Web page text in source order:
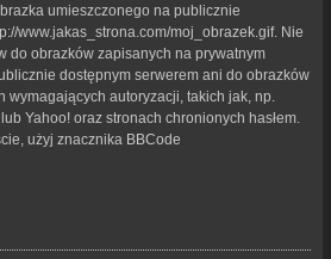
umieszczonego na publicznie
www.jakas_strona.com/moj_obrazek.gif. Nie
do obrazków zapisanych na prywatnym
dostępnym serwerem ani do obrazków
autoryzacji, takich jak, np.
Yahoo! oraz stronach chronionych hasłem.
użyj znacznika BBCode